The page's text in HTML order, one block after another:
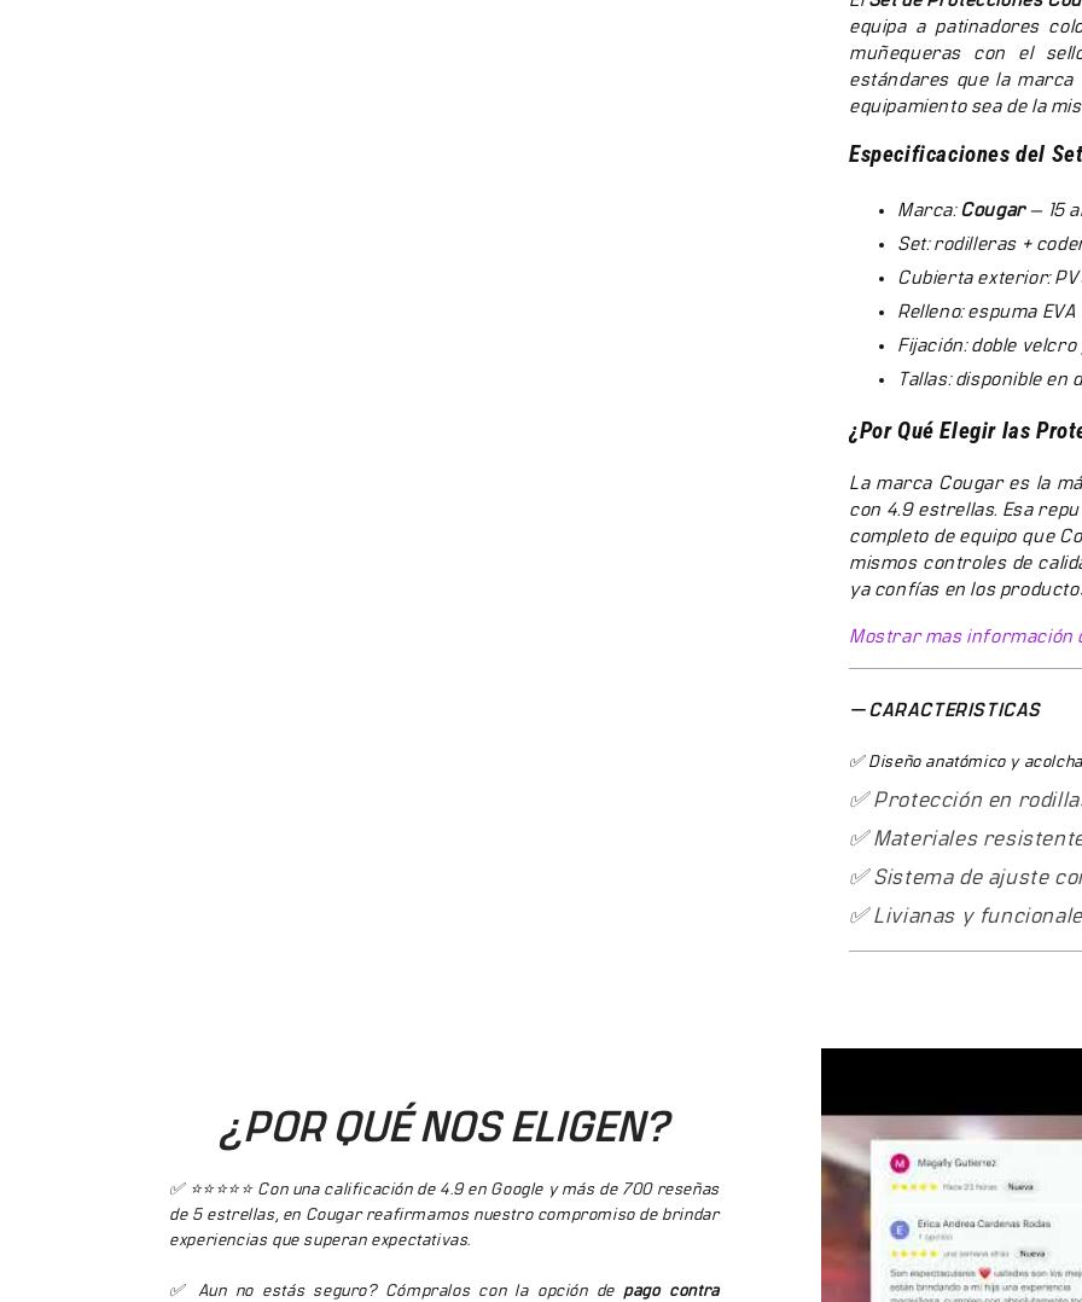
equipa a patinadores
muñequeras con el
estándares que la marca
equipamiento sea de la
Especificaciones del
Marca:Cougar— 15
Set: rodilleras +
Cubierta exterior:
Relleno: espuma
Fijación: doble velcro
Tallas: disponible en
¿Por Qué Elegir las
La marca Cougar es la
con 4.9 estrellas. Esa
completo de equipo que
mismos controles de
ya confías en los
Preguntas Frecuentes
cualquier marca y modelo.
¿Están disponibles en
Disponibles en tallas
¿Tienen garantía?
Sí, garantía Cougar
✅ 886 reseñas ⭐4.9—
✅ 15 años de
Mostrar mas información
CARACTERISTICAS
✅ Diseño anatómico y
✅ Protección en
✅ Materiales
✅ Sistema de ajuste
✅ Livianas y
¿POR QUÉ NOS ELIGEN?
✅ ⭐⭐⭐⭐⭐ Con una calificación de 4.9 en Google y más de 700 reseñas
de 5 estrellas, en Cougar reafirmamos nuestro compromiso de brindar
experiencias que superan expectativas.
✅ Aun no estás seguro? Cómpralos con la opción de pago contra